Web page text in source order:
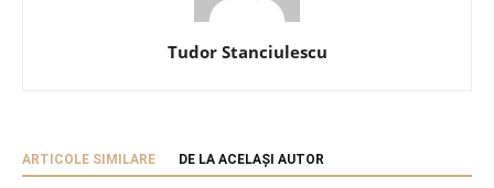
Tudor Stanciulescu
ARTICOLE SIMILARE DE LA ACELAȘI AUTOR